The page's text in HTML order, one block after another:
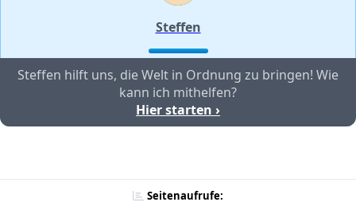
Steffen
Steffen hilft uns, die Welt in Ordnung zu bringen! Wie
kann ich mithelfen?
Hier starten ›
Seitenaufrufe: